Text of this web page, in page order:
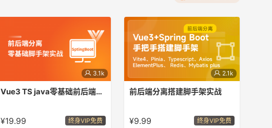
3.1k
Vue3 TS java零基础前后端分离实战 SpringBoot2 Pinia Element plus
Spring Boot 2、Vue 3、Pinia和
TypeScript：前端后端技术全覆盖，让
¥19.99 终身VIP免费
2.1k
前后端分离搭建脚手架实战
¥9.99 终身VIP免费